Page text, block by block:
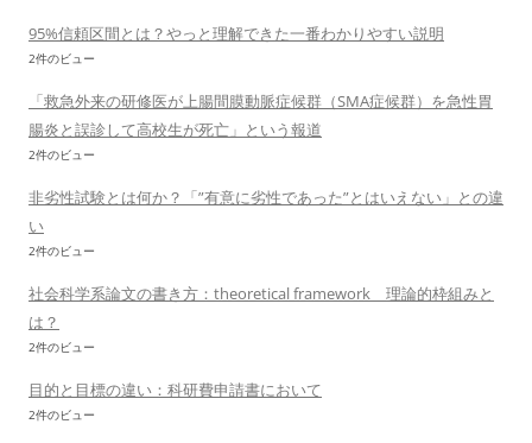
95%信頼区間とは？やっと理解できた一番わかりやすい説明
2件のビュー
「救急外来の研修医が上腸間膜動脈症候群（SMA症候群）を急性胃
腸炎と誤診して高校生が死亡」という報道
2件のビュー
非劣性試験とは何か？「”有意に劣性であった”とはいえない」との違
い
2件のビュー
社会科学系論文の書き方：theoretical framework 理論的枠組みと
は？
2件のビュー
目的と目標の違い：科研費申請書において
2件のビュー